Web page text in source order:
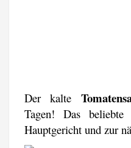
Der kalte
Tagen! Das
Hauptgericht und zur